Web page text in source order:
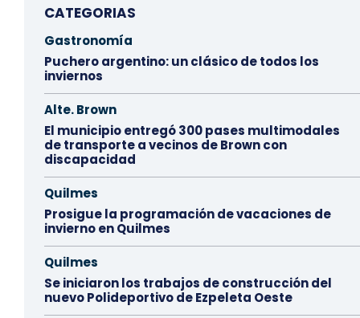
CATEGORIAS
Gastronomía
Puchero argentino: un clásico de todos los
inviernos
Alte. Brown
El municipio entregó 300 pases multimodales
de transporte a vecinos de Brown con
discapacidad
Quilmes
Prosigue la programación de vacaciones de
invierno en Quilmes
Quilmes
Se iniciaron los trabajos de construcción del
nuevo Polideportivo de Ezpeleta Oeste